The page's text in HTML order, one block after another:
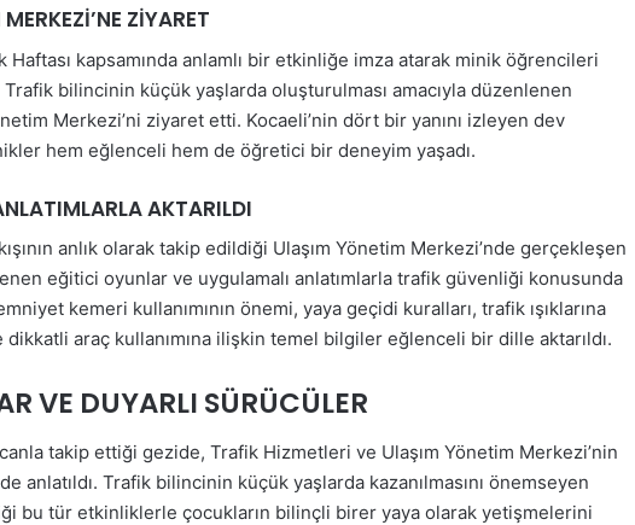
ZİYARET
kapsamında anlamlı bir etkinliğe imza atarak minik öğrencileri
Trafik bilincinin küçük yaşlarda oluşturulması amacıyla düzenlenen
Merkezi’ni ziyaret etti. Kocaeli’nin dört bir yanını izleyen dev
hem eğlenceli hem de öğretici bir deneyim yaşadı.
AKTARILDI
anlık olarak takip edildiği Ulaşım Yönetim Merkezi’nde gerçekleşen
eğitici oyunlar ve uygulamalı anlatımlarla trafik güvenliği konusunda
kemeri kullanımının önemi, yaya geçidi kuralları, trafik ışıklarına
dikkatli araç kullanımına ilişkin temel bilgiler eğlenceli bir dille aktarıldı.
VE DUYARLI SÜRÜCÜLER
takip ettiği gezide, Trafik Hizmetleri ve Ulaşım Yönetim Merkezi’nin
anlatıldı. Trafik bilincinin küçük yaşlarda kazanılmasını önemseyen
bu tür etkinliklerle çocukların bilinçli birer yaya olarak yetişmelerini